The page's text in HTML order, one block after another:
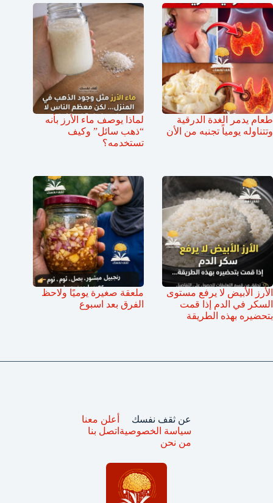
طعام يدمر الغدة الدرقية
وتتناوله يومياً تجنبه من الأن
لماذا يوصف ماء الأرز بأنه
“ذهب سائل” وكيف
تستخدمه؟
الأرز الأبيض لا يرفع مستوى
السكر في الدم إذا قمت
بتحضيره بهذه الطريقة
ملعقة صغيرة يوميًا ولاحظ
الفرق بعد اسبوع
عن ثقف نفسك
سياسة الخصوصية
من نحن
أعلن معنا
اتصل بنا